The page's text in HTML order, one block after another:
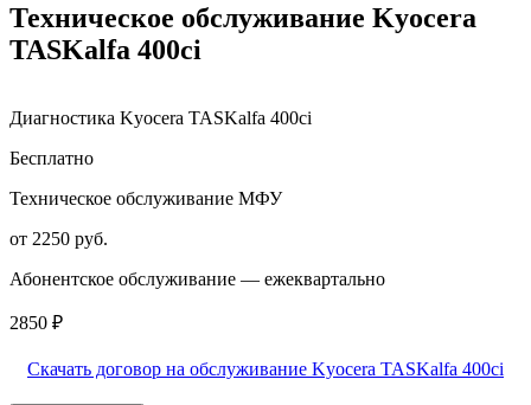
Техническое обслуживание Kyocera
TASKalfa 400ci
Диагностика Kyocera TASKalfa 400ci
Бесплатно
Техническое обслуживание МФУ
от 2250 руб.
Абонентское обслуживание — ежеквартально
2850 ₽
Скачать договор на обслуживание Kyocera TASKalfa 400ci